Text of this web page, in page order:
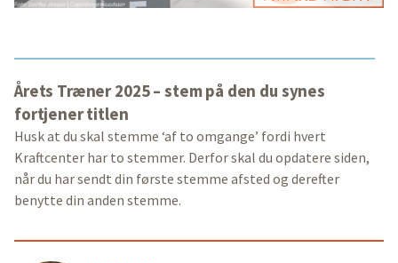
Årets Træner 2025 – stem på den du synes
fortjener titlen
Husk at du skal stemme ‘af to omgange’ fordi hvert
Kraftcenter har to stemmer. Derfor skal du opdatere siden,
når du har sendt din første stemme afsted og derefter
benytte din anden stemme.